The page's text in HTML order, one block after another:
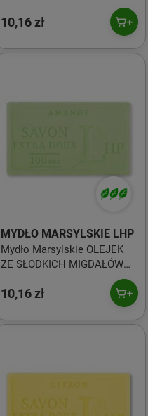
10,16 zł
MYDŁO MARSYLSKIE LHP
Mydło Marsylskie OLEJEK
ZE SŁODKICH MIGDAŁÓW
10,16 zł